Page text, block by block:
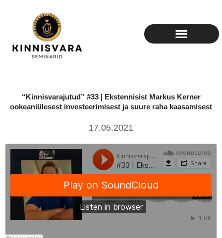
“Kinnisvarajutud” #33 | Ekstennisist Markus Kerner
ookeaniülesest investeerimisest ja suure raha kaasamisest
17.05.2021